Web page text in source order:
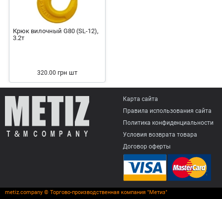
Крюк вилочный G80 (SL-12),
3.2т
320.00 грн шт
Карта сайта
Правила использования сайта
Политика конфиденциальности
Условия возврата товарa
Договор оферты
metiz.company © Торгово-производственная компания "Метиз"